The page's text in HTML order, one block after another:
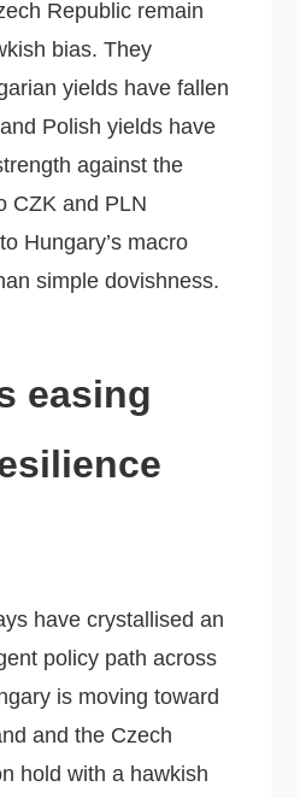
Republic remain
bias. They
yields have fallen
Polish yields have
against the
CZK and PLN
Hungary’s macro
simple dovishness.
easing
have crystallised an
policy path across
is moving toward
and the Czech
hold with a hawkish